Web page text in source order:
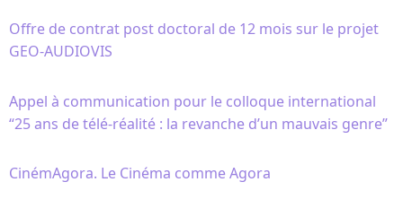
Offre de contrat post doctoral de 12 mois sur le projet
GEO-AUDIOVIS
Appel à communication pour le colloque international
“25 ans de télé-réalité : la revanche d’un mauvais genre”
CinémAgora. Le Cinéma comme Agora